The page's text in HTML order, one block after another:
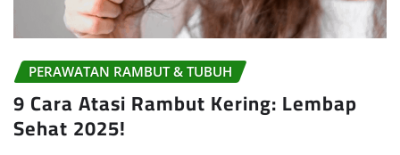
PERAWATAN RAMBUT & TUBUH
9 Cara Atasi Rambut Kering: Lembap
Sehat 2025!